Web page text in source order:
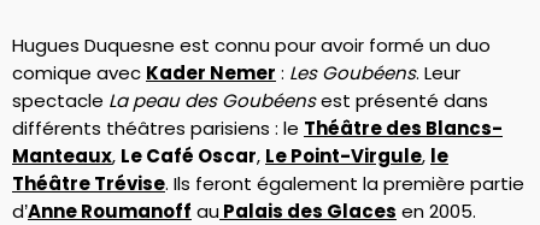
Hugues Duquesne est connu pour avoir formé un duo
comique avec Kader Nemer : Les Goubéens. Leur
spectacle La peau des Goubéensest présenté dans
différents théâtres parisiens : le Théâtre des Blancs-
Manteaux, Le Café Oscar, Le Point-Virgule, le
Théâtre Trévise. Ils feront également la première partie
d’Anne Roumanoff auPalais des Glaces en 2005.